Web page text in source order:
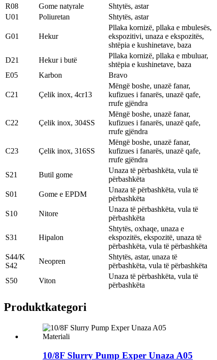
R08
Gome natyrale
Shtytës, astar
U01
Poliuretan Shtytës, astar
G01 Hekur
Pllaka kornizë, pllaka e mbulesës,
ekspozitivi, unaza e ekspozitës,
shtëpia e kushinetave, baza
D21
Hekur i butë
Pllaka kornizë, pllaka e mbuluar,
shtëpia e kushinetave, baza
E05
Karbon Bravo
C21 Çelik inox, 4cr13
Mëngë boshe, unazë fanar,
kufizues i fanarës, unazë qafe,
rrufe gjëndra
C22 Çelik inox, 304SS
Mëngë boshe, unazë fanar,
kufizues i fanarës, unazë qafe,
rrufe gjëndra
C23 Çelik inox, 316SS
Mëngë boshe, unazë fanar,
kufizues i fanarës, unazë qafe,
rrufe gjëndra
S21
Butil gome
Unaza të përbashkëta, vula të
përbashkëta
S01
Gome e EPDM
Unaza të përbashkëta, vula të
përbashkëta
S10
Nitore
Unaza të përbashkëta, vula të
përbashkëta
S31 Hipalon
Shtytës, oxhaqe, unaza e
ekspozitës, ekspozitë, unaza të
përbashkëta, vula të përbashkëta
S44/K
S42
Neopren
Shtytës, astar, unaza të
përbashkëta, vula të përbashkëta
S50
Viton
Unaza të përbashkëta, vula të
përbashkëta
Produktkategori
10/8F Slurry Pump Exper Unaza A05